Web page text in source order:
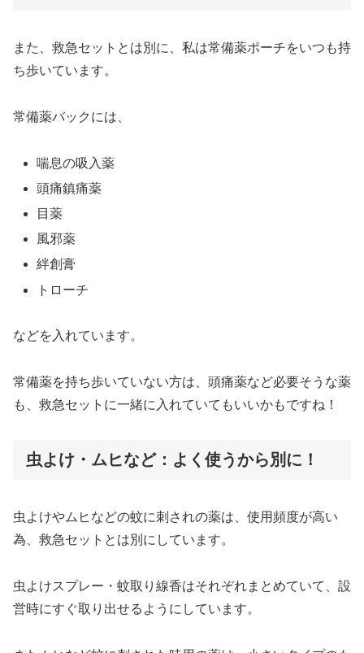
また、救急セットとは別に、私は常備薬ポーチをいつも持
ち歩いています。
常備薬バックには、
喘息の吸入薬
頭痛鎮痛薬
目薬
風邪薬
絆創膏
トローチ
などを入れています。
常備薬を持ち歩いていない方は、頭痛薬など必要そうな薬
も、救急セットに一緒に入れていてもいいかもですね！
虫よけ・ムヒなど：よく使うから別に！
虫よけやムヒなどの蚊に刺されの薬は、使用頻度が高い
為、救急セットとは別にしています。
虫よけスプレー・蚊取り線香はそれぞれまとめていて、設
営時にすぐ取り出せるようにしています。